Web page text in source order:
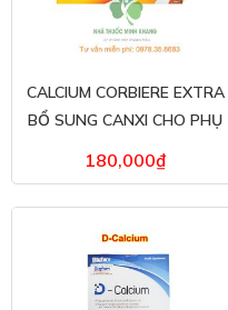
CALCIUM CORBIERE EXTRA
BỔ SUNG CANXI CHO PHỤ
CHO CON BÚ
180,000₫